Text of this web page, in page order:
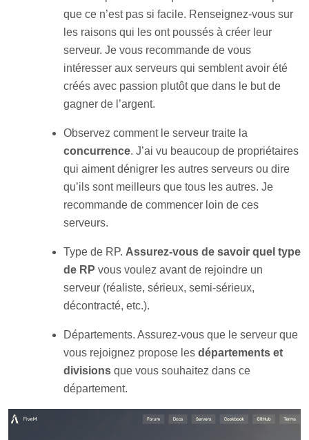
que ce n’est pas si facile. Renseignez-vous sur
les raisons qui les ont poussés à créer leur
serveur. Je vous recommande de vous
intéresser aux serveurs qui semblent avoir été
créés avec passion plutôt que dans le but de
gagner de l’argent.
Observez comment le serveur traite la
concurrence. J’ai vu beaucoup de propriétaires
qui aiment dénigrer les autres serveurs ou dire
qu’ils sont meilleurs que tous les autres. Je
recommande de commencer loin de ces
serveurs.
Type de RP. Assurez-vous de savoir quel type
de RP vous voulez avant de rejoindre un
serveur (réaliste, sérieux, semi-sérieux,
décontracté, etc.).
Départements. Assurez-vous que le serveur que
vous rejoignez propose les départements et
divisions que vous souhaitez dans ce
département.